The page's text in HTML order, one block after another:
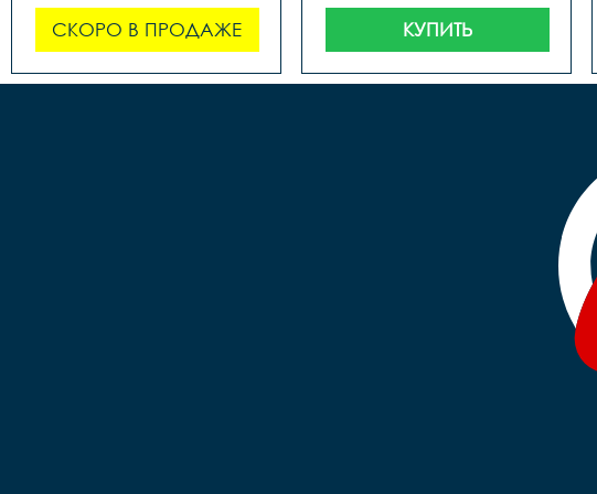
СКОРО В ПРОДАЖЕ КУПИТЬ